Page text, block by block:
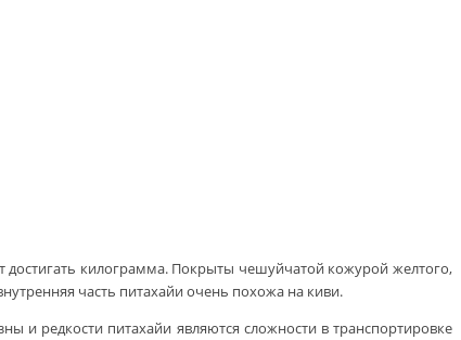
килограмма. Покрыты чешуйчатой кожурой желтого,
часть питахайи очень похожа на киви.
и редкости питахайи являются сложности в транспортировке